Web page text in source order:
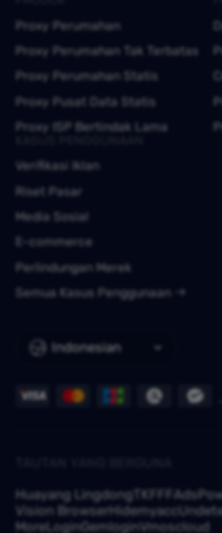
Indonesian
Proxy Perumahan
Proxy Perumahan Tak Terbatas
Proxy Perumahan Statis
Proxy Pusat Data Statis
Proxy ISP Bertindak Lama
Verifikasi Iklan
Riset Pasar
Media Sosial
E-commerce
Perlindungan Merek
Semua Kasus Penggunaan
Huayang Lingdong TKFFF
Vision BrowserHidemyacc
MoreLoginGemlogin Vmoscloud